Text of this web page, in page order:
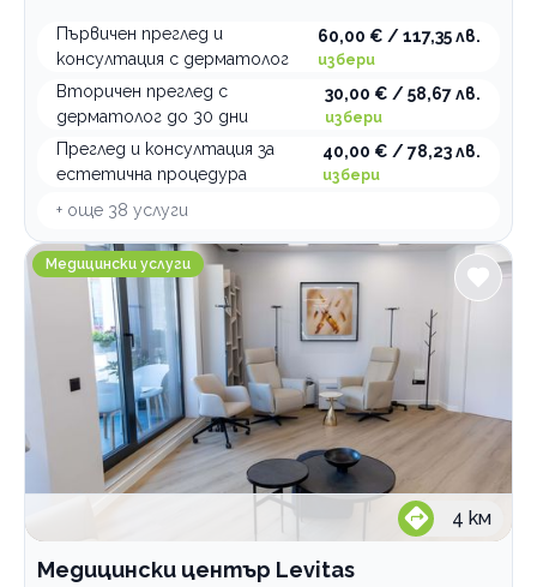
Първичен преглед и
консултация с дерматолог
60,00 € / 117,35 лв.
избери
Вторичен преглед с
дерматолог до 30 дни
30,00 € / 58,67 лв.
избери
Преглед и консултация за
естетична процедура
40,00 € / 78,23 лв.
избери
+ още 38 услуги
Медицински център Levitas
Медицински услуги
4 км
Медицински център Levitas